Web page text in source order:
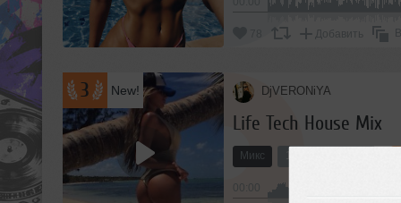
Добавить
3 New! DjVERONiYA
Life Tech House Mix
Микс